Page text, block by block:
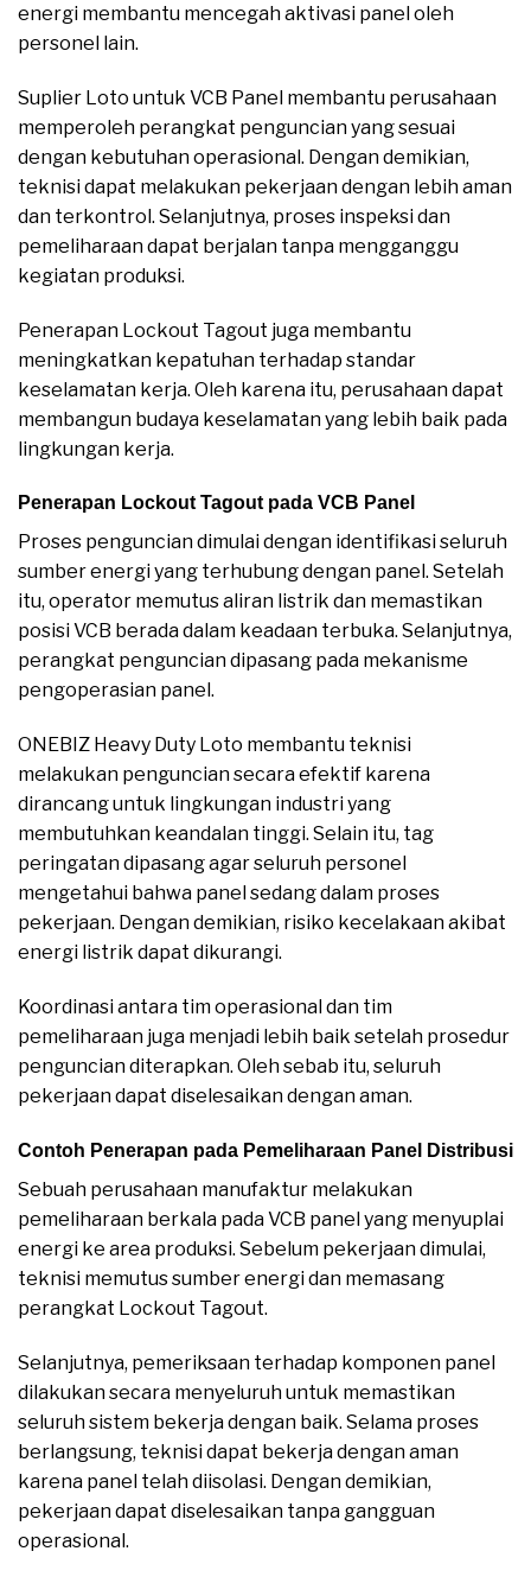
energi membantu mencegah aktivasi panel oleh
personel lain.
Suplier Loto untuk VCB Panel membantu perusahaan
memperoleh perangkat penguncian yang sesuai
dengan kebutuhan operasional. Dengan demikian,
teknisi dapat melakukan pekerjaan dengan lebih aman
dan terkontrol. Selanjutnya, proses inspeksi dan
pemeliharaan dapat berjalan tanpa mengganggu
kegiatan produksi.
Penerapan Lockout Tagout juga membantu
meningkatkan kepatuhan terhadap standar
keselamatan kerja. Oleh karena itu, perusahaan dapat
membangun budaya keselamatan yang lebih baik pada
lingkungan kerja.
Penerapan Lockout Tagout pada VCB Panel
Proses penguncian dimulai dengan identifikasi seluruh
sumber energi yang terhubung dengan panel. Setelah
itu, operator memutus aliran listrik dan memastikan
posisi VCB berada dalam keadaan terbuka. Selanjutnya,
perangkat penguncian dipasang pada mekanisme
pengoperasian panel.
ONEBIZ Heavy Duty Loto membantu teknisi
melakukan penguncian secara efektif karena
dirancang untuk lingkungan industri yang
membutuhkan keandalan tinggi. Selain itu, tag
peringatan dipasang agar seluruh personel
mengetahui bahwa panel sedang dalam proses
pekerjaan. Dengan demikian, risiko kecelakaan akibat
energi listrik dapat dikurangi.
Koordinasi antara tim operasional dan tim
pemeliharaan juga menjadi lebih baik setelah prosedur
penguncian diterapkan. Oleh sebab itu, seluruh
pekerjaan dapat diselesaikan dengan aman.
Contoh Penerapan pada Pemeliharaan Panel Distribusi
Sebuah perusahaan manufaktur melakukan
pemeliharaan berkala pada VCB panel yang menyuplai
energi ke area produksi. Sebelum pekerjaan dimulai,
teknisi memutus sumber energi dan memasang
perangkat Lockout Tagout.
Selanjutnya, pemeriksaan terhadap komponen panel
dilakukan secara menyeluruh untuk memastikan
seluruh sistem bekerja dengan baik. Selama proses
berlangsung, teknisi dapat bekerja dengan aman
karena panel telah diisolasi. Dengan demikian,
pekerjaan dapat diselesaikan tanpa gangguan
operasional.